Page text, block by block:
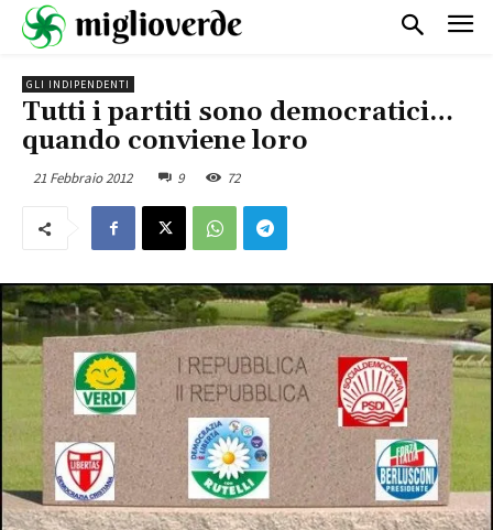
GLI INDIPENDENTI
Tutti i partiti sono democratici…
quando conviene loro
21 Febbraio 2012 9 72